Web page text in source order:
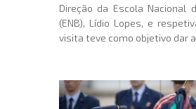
Direção da Escola Nacional
(ENB), Lídio Lopes, e
visita teve como objetivo dar